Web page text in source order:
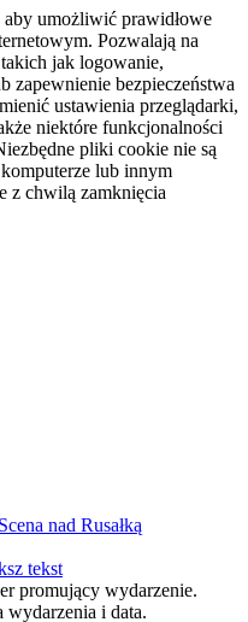
umożliwić prawidłowe
Pozwalają na
jak logowanie,
zapewnienie bezpieczeństwa
ustawienia przeglądarki,
niektóre funkcjonalności
pliki cookie nie są
lub innym
z chwilą zamknięcia
nad Rusałką
tekst